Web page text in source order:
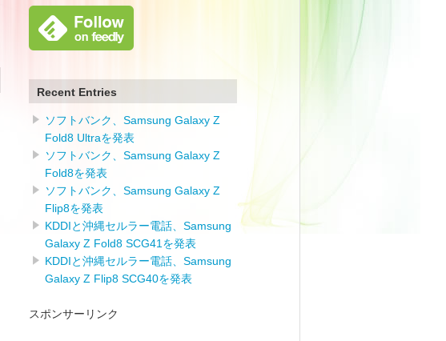
Recent Entries
ソフトバンク、Samsung Galaxy Z
Fold8 Ultraを発表
ソフトバンク、Samsung Galaxy Z
Fold8を発表
ソフトバンク、Samsung Galaxy Z
Flip8を発表
KDDIと沖縄セルラー電話、Samsung
Galaxy Z Fold8 SCG41を発表
KDDIと沖縄セルラー電話、Samsung
Galaxy Z Flip8 SCG40を発表
スポンサーリンク